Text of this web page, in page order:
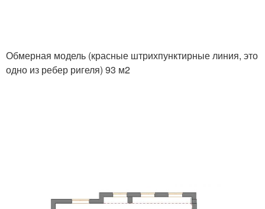
Обмерная модель (красные штрихпунктирные линия, это
одно из ребер ригеля) 93 м2